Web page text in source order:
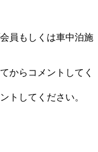
員もしくは車中泊施
からコメントしてく
トしてください。